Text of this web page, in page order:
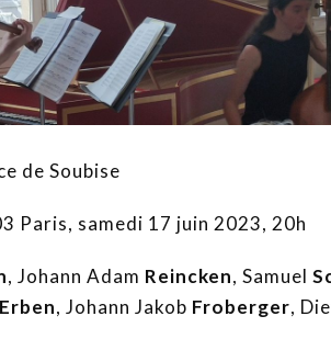
de Soubise
Paris, samedi 17 juin 2023, 20h
, Johann Adam Reincken, Samuel
Erben, Johann Jakob Froberger,